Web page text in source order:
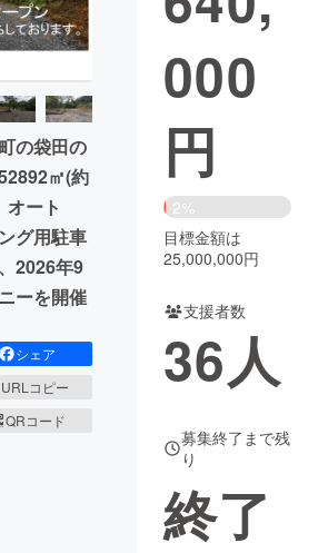
書籍・雑誌
チャレンジ
Good
CAMPFIRE Creation
さと納税machi-ya コミュニティ
の袋田の
㎡(約
ート
グ用駐車
2026年9
ーを開催
シェア
URLコピー
QRコード
000
円
2%
目標金額は
25,000,000円
支援者数
36人
募集終了まで残
り
終了